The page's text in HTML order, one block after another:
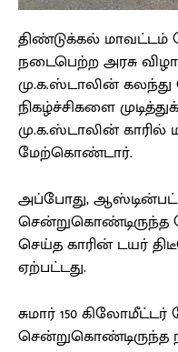
திண்டுக்கல் மாவட்டம்
நடைபெற்ற அரசு
மு.க.ஸ்டாலின்
நிகழ்ச்சிகளை
மு.க.ஸ்டாலின்
மேற்கொண்டார்.
அப்போது,
சென்றுகொண்டிருந்த
செய்த காரின் டயர்
ஏற்பட்டது.
சுமார் 150
சென்றுகொண்டிருந்த